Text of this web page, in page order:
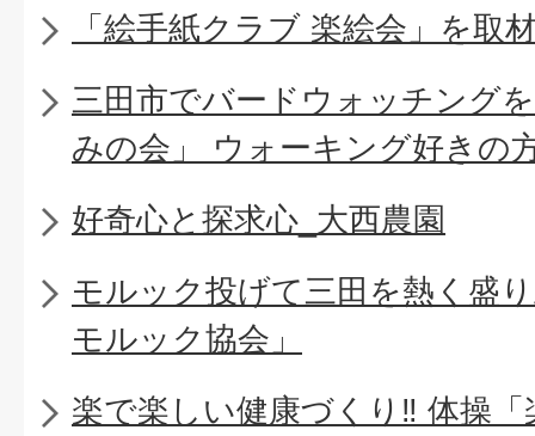
「絵手紙クラブ 楽絵会」を取
三田市でバードウォッチング
みの会」 ウォーキング好きの
好奇心と探求心_大西農園
モルック投げて三田を熱く盛
モルック協会」
楽で楽しい健康づくり‼ 体操